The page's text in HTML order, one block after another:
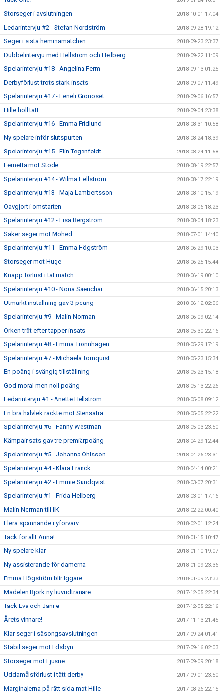
Storseger i avslutningen 2018-10-01 17:04
Ledarintervju #2 - Stefan Nordström 2018-09-28 19:12
Seger i sista hemmamatchen 2018-09-23 23:37
Dubbelintervju med Hellström och Hellberg 2018-09-22 11:09
Spelarintervju #18 - Angelina Ferm 2018-09-13 01:25
Derbyförlust trots stark insats 2018-09-07 11:49
Spelarintervju #17 - Leneli Grönoset 2018-09-06 16:57
Hille höll tätt 2018-09-04 23:38
Spelarintervju #16 - Emma Fridlund 2018-08-31 10:58
Ny spelare inför slutspurten 2018-08-24 18:39
Spelarintervju #15 - Elin Tegenfeldt 2018-08-24 11:58
Femetta mot Stöde 2018-08-19 22:57
Spelarintervju #14 - Wilma Hellström 2018-08-17 22:19
Spelarintervju #13 - Maja Lambertsson 2018-08-10 15:19
Oavgjort i omstarten 2018-08-06 18:23
Spelarintervju #12 - Lisa Bergström 2018-08-04 18:23
Säker seger mot Mohed 2018-07-01 14:40
Spelarintervju #11 - Emma Högström 2018-06-29 10:03
Storseger mot Huge 2018-06-25 15:44
Knapp förlust i tät match 2018-06-19 00:10
Spelarintervju #10 - Nona Saenchai 2018-06-15 20:13
Utmärkt inställning gav 3 poäng 2018-06-12 02:06
Spelarintervju #9 - Malin Norman 2018-06-09 02:14
Orken tröt efter tapper insats 2018-05-30 22:16
Spelarintervju #8 - Emma Trönnhagen 2018-05-29 17:19
Spelarintervju #7 - Michaela Törnquist 2018-05-23 15:34
En poäng i svängig tillställning 2018-05-23 15:18
God moral men noll poäng 2018-05-13 22:26
Ledarintervju #1 - Anette Hellström 2018-05-08 09:12
En bra halvlek räckte mot Stensätra 2018-05-05 22:22
Spelarintervju #6 - Fanny Westman 2018-05-03 23:50
Kämpainsats gav tre premiärpoäng 2018-04-29 12:44
Spelarintervju #5 - Johanna Ohlsson 2018-04-26 23:31
Spelarintervju #4 - Klara Franck 2018-04-14 00:21
Spelarintervju #2 - Emmie Sundqvist 2018-03-07 20:31
Spelarintervju #1 - Frida Hellberg 2018-03-01 17:16
Malin Norman till IIK 2018-02-22 00:40
Flera spännande nyförvärv 2018-02-01 12:24
Tack för allt Anna! 2018-01-15 10:47
Ny spelare klar 2018-01-10 19:07
Ny assisterande för damerna 2018-01-09 23:36
Emma Högström blir Iggare 2018-01-09 23:33
Madelen Björk ny huvudtränare 2017-12-05 22:34
Tack Eva och Janne 2017-12-05 22:16
Årets vinnare! 2017-11-13 21:45
Klar seger i säsongsavslutningen 2017-09-24 01:41
Stabil seger mot Edsbyn 2017-09-16 02:03
Storseger mot Ljusne 2017-09-09 20:18
Uddamålsförlust i tätt derby 2017-09-01 23:50
Marginalerna på rätt sida mot Hille 2017-08-26 22:15